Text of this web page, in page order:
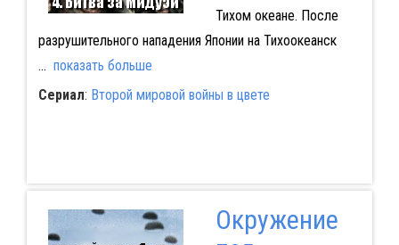
Тихом океане. После
разрушительного нападения Японии на Тихоокеанск
... показать больше
Сериал: Второй мировой войны в цвете
Окружение